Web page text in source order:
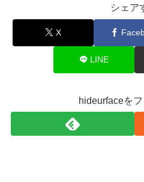
シェア
X
LINE
hideurfaceを